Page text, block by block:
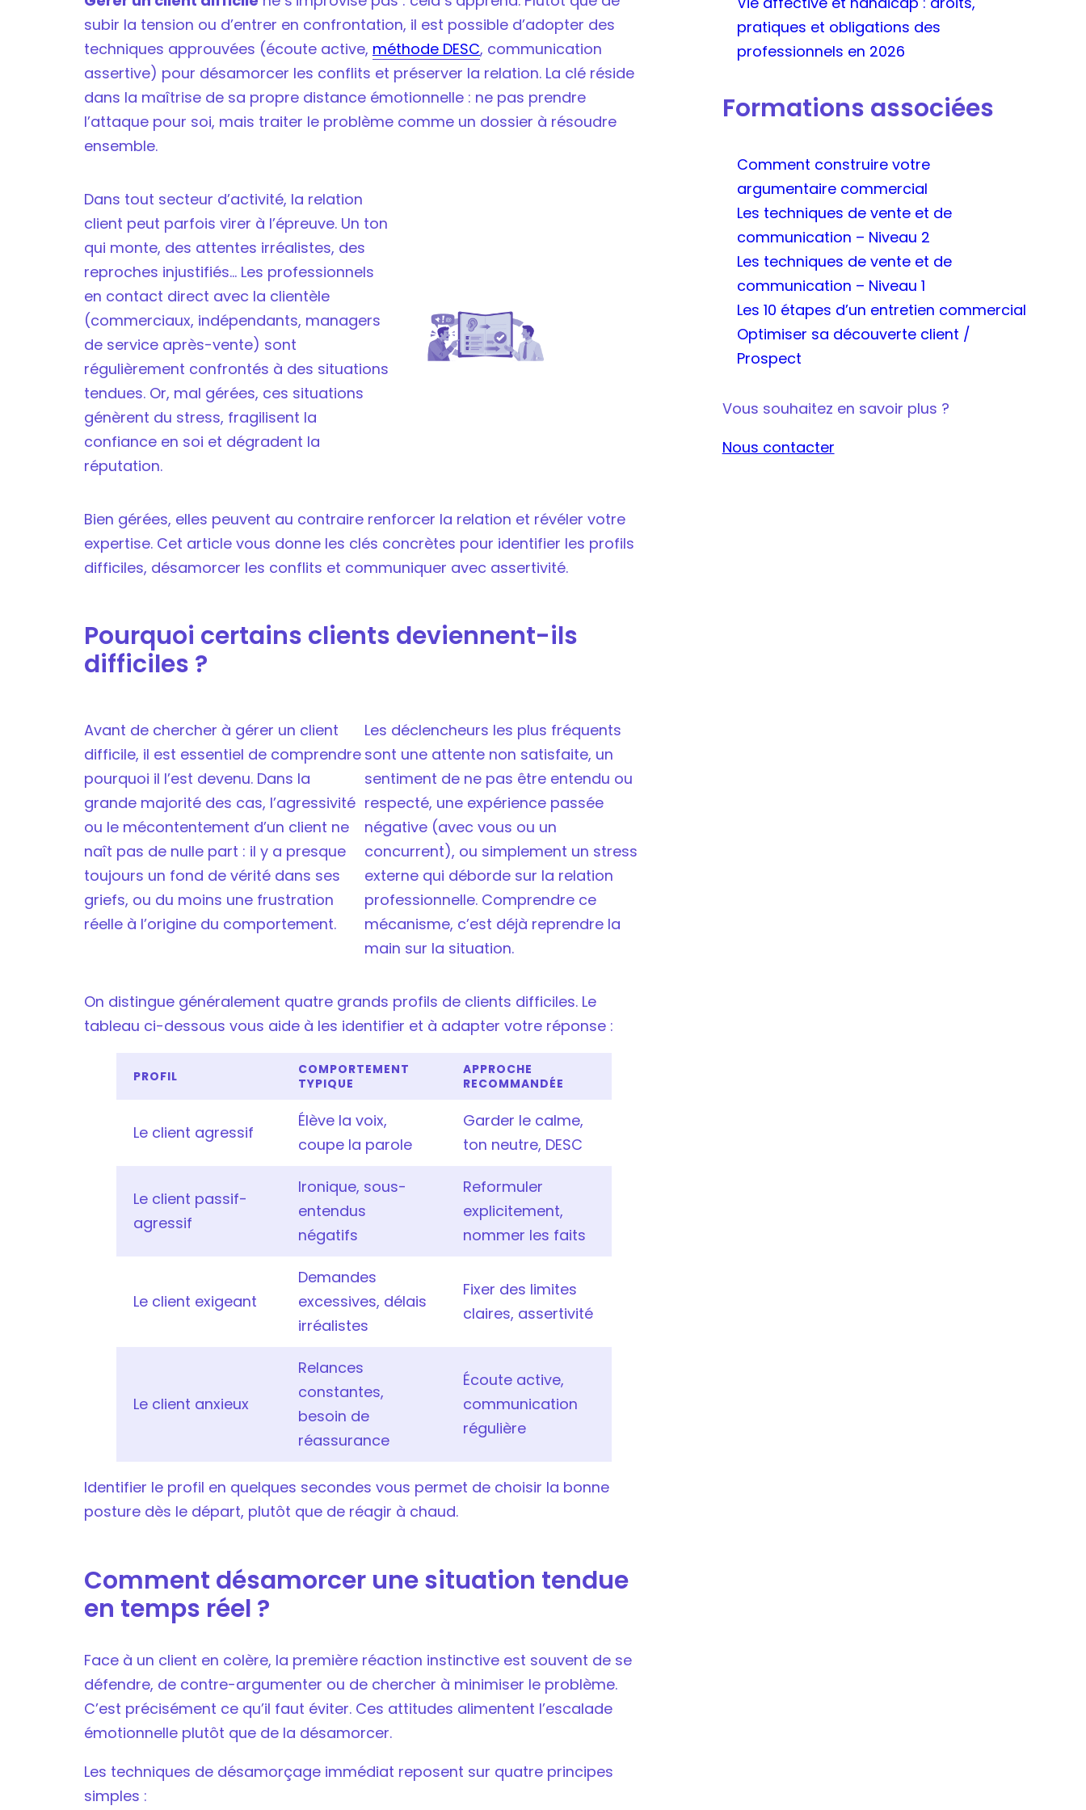
Comment fixer des limites claires sans fragiliser la relation ?
FAQ : Gérer les clients difficiles
subir la tension ou d’entrer en confrontation, il est possible d’adopter des
techniques approuvées (écoute active, méthode DESC, communication
assertive) pour désamorcer les conflits et préserver la relation. La clé réside
dans la maîtrise de sa propre distance émotionnelle : ne pas prendre
l’attaque pour soi, mais traiter le problème comme un dossier à résoudre
ensemble.
Dans tout secteur d’activité, la relation
client peut parfois virer à l’épreuve. Un ton
qui monte, des attentes irréalistes, des
reproches injustifiés… Les professionnels
en contact direct avec la clientèle
(commerciaux, indépendants, managers
de service après-vente) sont
régulièrement confrontés à des situations
tendues. Or, mal gérées, ces situations
génèrent du stress, fragilisent la
confiance en soi et dégradent la
réputation.
Bien gérées, elles peuvent au contraire renforcer la relation et révéler votre
expertise. Cet article vous donne les clés concrètes pour identifier les profils
difficiles, désamorcer les conflits et communiquer avec assertivité.
Pourquoi certains clients deviennent-ils
difficiles ?
Avant de chercher à gérer un client
difficile, il est essentiel de comprendre
pourquoi il l’est devenu. Dans la
grande majorité des cas, l’agressivité
ou le mécontentement d’un client ne
naît pas de nulle part : il y a presque
toujours un fond de vérité dans ses
griefs, ou du moins une frustration
réelle à l’origine du comportement.
Les déclencheurs les plus fréquents
sont une attente non satisfaite, un
sentiment de ne pas être entendu ou
respecté, une expérience passée
négative (avec vous ou un
concurrent), ou simplement un stress
externe qui déborde sur la relation
professionnelle. Comprendre ce
mécanisme, c’est déjà reprendre la
main sur la situation.
On distingue généralement quatre grands profils de clients difficiles. Le
tableau ci-dessous vous aide à les identifier et à adapter votre réponse :
PROFIL
COMPORTEMENT
TYPIQUE
APPROCHE
RECOMMANDÉE
Le client agressif
Élève la voix,
coupe la parole
Garder le calme,
ton neutre, DESC
Le client passif-
agressif
Ironique, sous-
entendus
négatifs
Reformuler
explicitement,
nommer les faits
Le client exigeant
Demandes
excessives, délais
irréalistes
Fixer des limites
claires, assertivité
Le client anxieux
Relances
constantes,
besoin de
réassurance
Écoute active,
communication
régulière
Identifier le profil en quelques secondes vous permet de choisir la bonne
posture dès le départ, plutôt que de réagir à chaud.
Comment désamorcer une situation tendue
en temps réel ?
Face à un client en colère, la première réaction instinctive est souvent de se
défendre, de contre-argumenter ou de chercher à minimiser le problème.
C’est précisément ce qu’il faut éviter. Ces attitudes alimentent l’escalade
émotionnelle plutôt que de la désamorcer.
Les techniques de désamorçage immédiat reposent sur quatre principes
simples :
pratiques et obligations des
professionnels en 2026
Formations associées
Comment construire votre
argumentaire commercial
Les techniques de vente et de
communication – Niveau 2
Les techniques de vente et de
communication – Niveau 1
Les 10 étapes d’un entretien commercial
Optimiser sa découverte client /
Prospect
Vous souhaitez en savoir plus ?
Nous contacter